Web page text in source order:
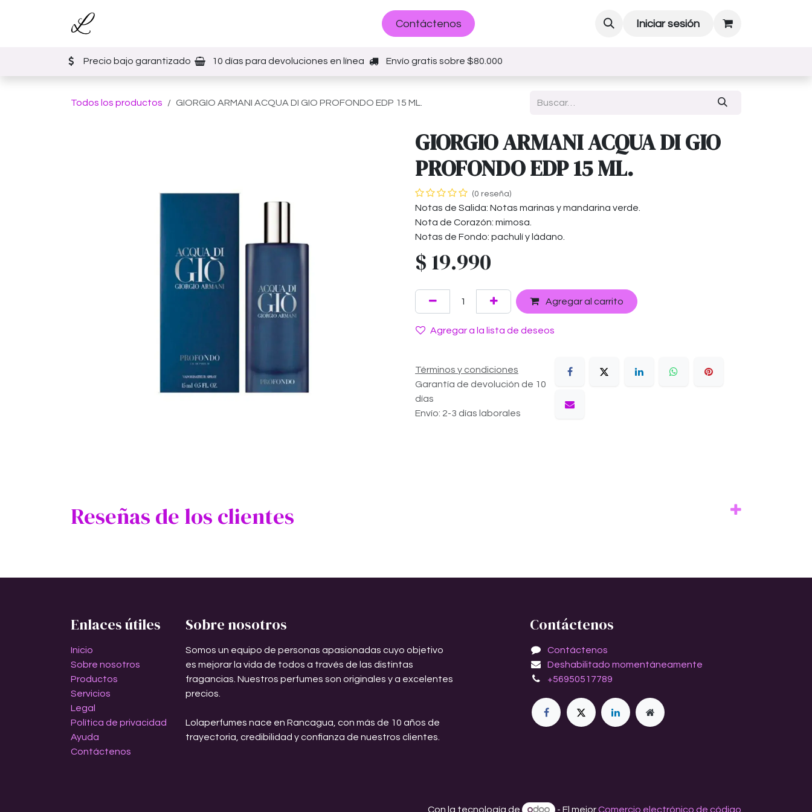
Contáctenos Iniciar sesión
Precio bajo garantizado 10 días para devoluciones en línea Envío gratis sobre $80.000
Todos los productos GIORGIO ARMANI ACQUA DI GIO PROFONDO EDP 15 ML.
GIORGIO ARMANI ACQUA DI GIO
PROFONDO EDP 15 ML.
(0 reseña)
Notas de Salida: Notas marinas y mandarina verde.
Nota de Corazón: mimosa.
Notas de Fondo: pachulí y ládano.
$ 19.990
Agregar al carrito
Agregar a la lista de deseos
Términos y condiciones
Garantía de devolución de 10
días
Envío: 2-3 días laborales
Reseñas de los clientes
Enlaces útiles
Inicio
Sobre nosotros
Productos
Servicios
Legal
Política de privacidad
Ayuda
Contáctenos
Sobre nosotros
Somos un equipo de personas apasionadas cuyo objetivo
es mejorar la vida de todos a través de las distintas
fragancias. Nuestros perfumes son originales y a excelentes
precios.
Lolaperfumes nace en Rancagua, con más de 10 años de
trayectoria, credibilidad y confianza de nuestros clientes.
Contáctenos
Contáctenos
Deshabilitado momentáneamente
+56950517789
Con la tecnología de - El mejorComercio electrónico de código